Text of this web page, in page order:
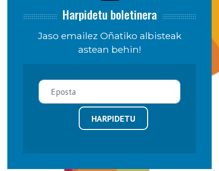
Harpidetu boletinera
Jaso emailez Oñatiko albisteak
astean behin!
HARPIDETU